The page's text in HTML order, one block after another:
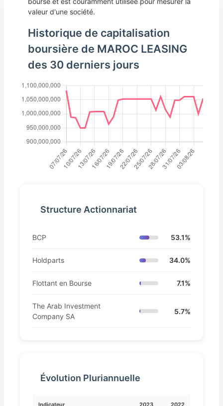
valeur d'une société.
Historique de capitalisation
boursière de MAROC LEASING
des 30 derniers jours
Structure Actionnariat
BCP 53.1%
Holdparts 34.0%
Flottant en Bourse 7.1%
The Arab Investment
Company SA
5.7%
Évolution Pluriannuelle
Indicateur 2023 2022